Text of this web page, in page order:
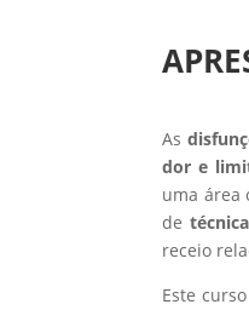
As
dor e
uma área
de
receio
Este